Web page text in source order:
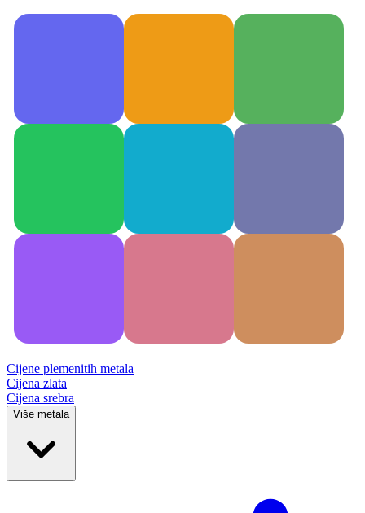
Cijene plemenitih metala
Cijena zlata
Cijena srebra
Više metala